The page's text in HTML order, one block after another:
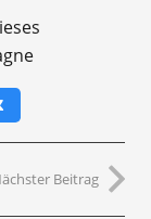
Beitrag